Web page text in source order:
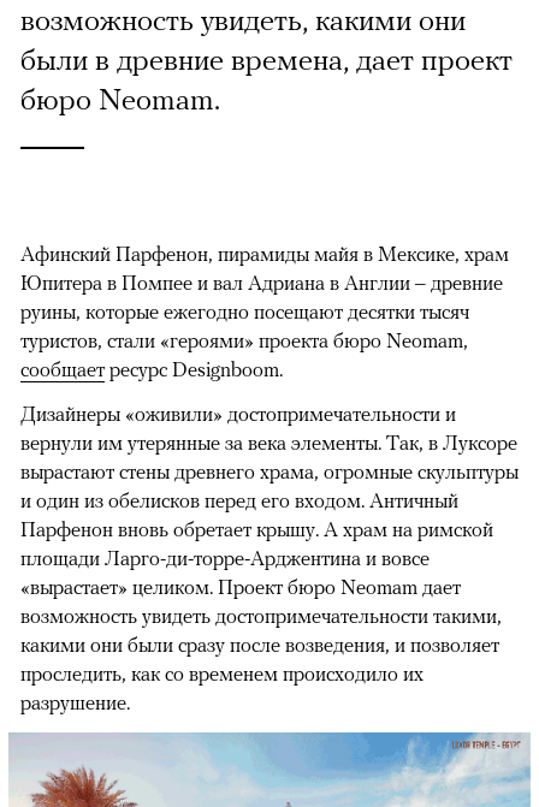
возможность увидеть, какими они
были в древние времена, дает проект
бюро Neomam.
Афинский Парфенон, пирамиды майя в Мексике, храм
Юпитера в Помпее и вал Адриана в Англии – древние
руины, которые ежегодно посещают десятки тысяч
туристов, стали «героями» проекта бюро Neomam,
сообщает ресурс Designboom.
Дизайнеры «оживили» достопримечательности и
вернули им утерянные за века элементы. Так, в Луксоре
вырастают стены древнего храма, огромные скульптуры
и один из обелисков перед его входом. Античный
Парфенон вновь обретает крышу. А храм на римской
площади Ларго-ди-торре-Арджентина и вовсе
«вырастает» целиком. Проект бюро Neomam дает
возможность увидеть достопримечательности такими,
какими они были сразу после возведения, и позволяет
проследить, как со временем происходило их
разрушение.